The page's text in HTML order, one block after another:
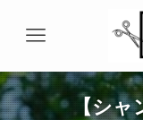
【シャ